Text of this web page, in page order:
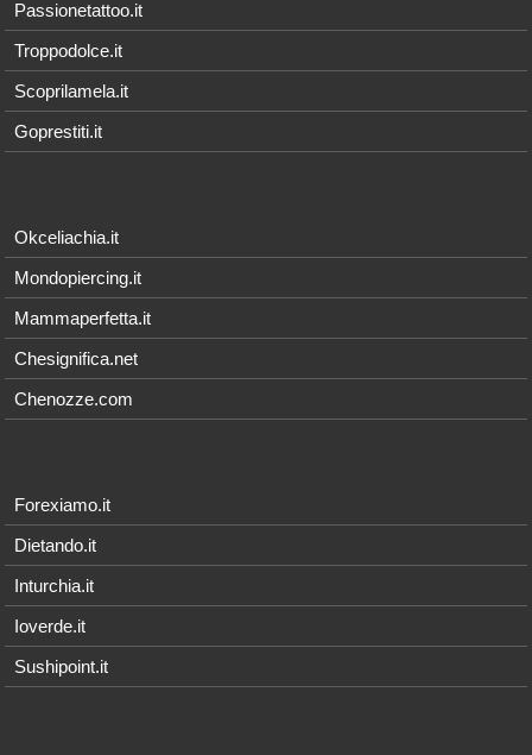
Passionetattoo.it
Troppodolce.it
Scoprilamela.it
Goprestiti.it
Okceliachia.it
Mondopiercing.it
Mammaperfetta.it
Chesignifica.net
Chenozze.com
Forexiamo.it
Dietando.it
Inturchia.it
Ioverde.it
Sushipoint.it